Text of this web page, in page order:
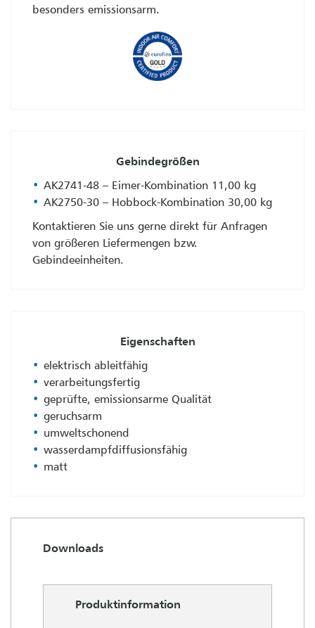
besonders emissionsarm.
Gebindegrößen
AK2741-48 – Eimer-Kombination 11,00 kg
AK2750-30 – Hobbock-Kombination 30,00 kg
Kontaktieren Sie uns gerne direkt für Anfragen
von größeren Liefermengen bzw.
Gebindeeinheiten.
Eigenschaften
elektrisch ableitfähig
verarbeitungsfertig
geprüfte, emissionsarme Qualität
geruchsarm
umweltschonend
wasserdampfdiffusionsfähig
matt
Downloads
Produktinformation